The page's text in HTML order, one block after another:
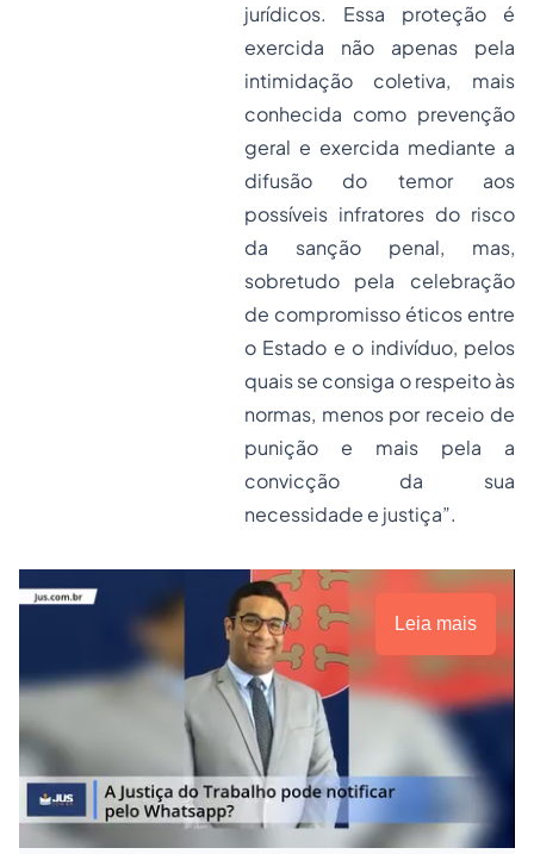
jurídicos. Essa proteção é
exercida não apenas pela
intimidação coletiva, mais
conhecida como prevenção
geral e exercida mediante a
difusão do temor aos
possíveis infratores do risco
da sanção penal, mas,
sobretudo pela celebração
de compromisso éticos entre
o Estado e o indivíduo, pelos
quais se consiga o respeito às
normas, menos por receio de
punição e mais pela a
convicção da sua
necessidade e justiça”.
Leia mais